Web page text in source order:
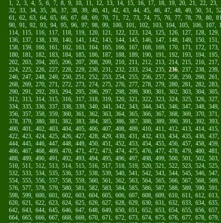
1, 2, 3, 4, 5, 6, 7, 8, 9, 10, 11, 12, 13, 14, 15, 16, 17, 18, 19, 20, 21, 22, 23,
32, 33, 34, 35, 36, 37, 38, 39, 40, 41, 42, 43, 44, 45, 46, 47, 48, 49, 50, 51,
61, 62, 63, 64, 65, 66, 67, 68, 69, 70, 71, 72, 73, 74, 75, 76, 77, 78, 79, 80,
90, 91, 92, 93, 94, 95, 96, 97, 98, 99, 100, 101, 102, 103, 104, 105, 106, 107,
114, 115, 116, 117, 118, 119, 120, 121, 122, 123, 124, 125, 126, 127, 128, 129
136, 137, 138, 139, 140, 141, 142, 143, 144, 145, 146, 147, 148, 149, 150, 151
158, 159, 160, 161, 162, 163, 164, 165, 166, 167, 168, 169, 170, 171, 172, 173
180, 181, 182, 183, 184, 185, 186, 187, 188, 189, 190, 191, 192, 193, 194, 195
202, 203, 204, 205, 206, 207, 208, 209, 210, 211, 212, 213, 214, 215, 216, 217
224, 225, 226, 227, 228, 229, 230, 231, 232, 233, 234, 235, 236, 237, 238, 239
246, 247, 248, 249, 250, 251, 252, 253, 254, 255, 256, 257, 258, 259, 260, 261
268, 269, 270, 271, 272, 273, 274, 275, 276, 277, 278, 279, 280, 281, 282, 283
290, 291, 292, 293, 294, 295, 296, 297, 298, 299, 300, 301, 302, 303, 304, 305
312, 313, 314, 315, 316, 317, 318, 319, 320, 321, 322, 323, 324, 325, 326, 327
334, 335, 336, 337, 338, 339, 340, 341, 342, 343, 344, 345, 346, 347, 348, 349
356, 357, 358, 359, 360, 361, 362, 363, 364, 365, 366, 367, 368, 369, 370, 371
378, 379, 380, 381, 382, 383, 384, 385, 386, 387, 388, 389, 390, 391, 392, 393
400, 401, 402, 403, 404, 405, 406, 407, 408, 409, 410, 411, 412, 413, 414, 415
422, 423, 424, 425, 426, 427, 428, 429, 430, 431, 432, 433, 434, 435, 436, 437
444, 445, 446, 447, 448, 449, 450, 451, 452, 453, 454, 455, 456, 457, 458, 459
466, 467, 468, 469, 470, 471, 472, 473, 474, 475, 476, 477, 478, 479, 480, 481
488, 489, 490, 491, 492, 493, 494, 495, 496, 497, 498, 499, 500, 501, 502, 503
510, 511, 512, 513, 514, 515, 516, 517, 518, 519, 520, 521, 522, 523, 524, 525
532, 533, 534, 535, 536, 537, 538, 539, 540, 541, 542, 543, 544, 545, 546, 547
554, 555, 556, 557, 558, 559, 560, 561, 562, 563, 564, 565, 566, 567, 568, 569
576, 577, 578, 579, 580, 581, 582, 583, 584, 585, 586, 587, 588, 589, 590, 591
598, 599, 600, 601, 602, 603, 604, 605, 606, 607, 608, 609, 610, 611, 612, 613
620, 621, 622, 623, 624, 625, 626, 627, 628, 629, 630, 631, 632, 633, 634, 635
642, 643, 644, 645, 646, 647, 648, 649, 650, 651, 652, 653, 654, 655, 656, 657
664, 665, 666, 667, 668, 669, 670, 671, 672, 673, 674, 675, 676, 677, 678, 679